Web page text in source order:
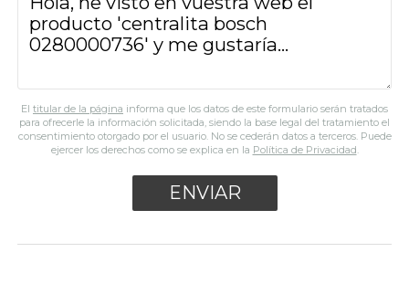
El titular de la página informa que los datos de este formulario serán tratados
para ofrecerle la información solicitada, siendo la base legal del tratamiento el
consentimiento otorgado por el usuario. No se cederán datos a terceros. Puede
ejercer los derechos como se explica en la Política de Privacidad.